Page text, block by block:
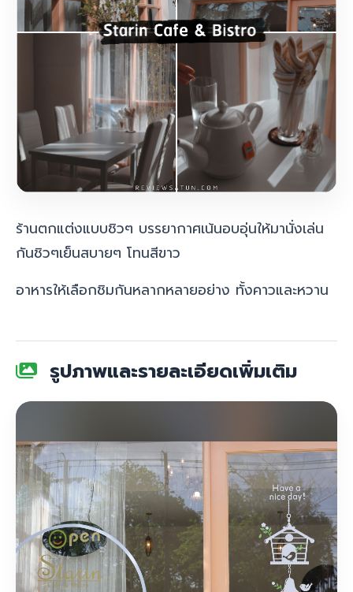
ร้านตกแต่งแบบชิวๆ บรรยากาศเน้นอบอุ่นให้มานั่งเล่น
กันชิวๆเย็นสบายๆ โทนสีขาว
อาหารให้เลือกชิมกันหลากหลายอย่าง ทั้งคาวและหวาน
รูปภาพและรายละเอียดเพิ่มเติม